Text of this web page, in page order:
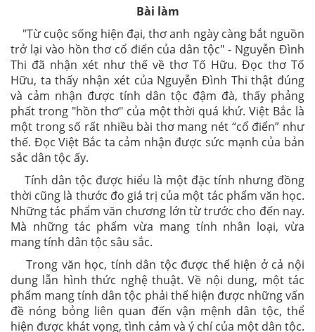
Bài làm
"Từ cuộc sống hiện đại, thơ anh ngày càng bắt nguồn
trở lại vào hồn thơ cổ điển của dân tộc" - Nguyễn Đình
Thi đã nhận xét như thế về thơ Tố Hữu. Đọc thơ Tố
Hữu, ta thấy nhận xét của Nguyễn Đình Thi thật đúng
và cảm nhận được tính dân tộc đậm đà, thấy phảng
phất trong "hồn thơ" của một thời quá khứ. Việt Bắc là
một trong số rất nhiều bài thơ mang nét “cổ điển” như
thế. Đọc Việt Bắc ta cảm nhận được sức mạnh của bản
sắc dân tộc ấy.
Tính dân tộc được hiểu là một đặc tính nhưng đồng
thời cũng là thước đo giá trị của một tác phẩm văn học.
Những tác phẩm văn chương lớn từ trước cho đến nay.
Mà những tác phẩm vừa mang tính nhân loại, vừa
mang tính dân tộc sâu sắc.
Trong văn học, tính dân tộc được thể hiện ở cả nội
dung lẫn hình thức nghệ thuật. Về nội dung, một tác
phẩm mang tính dân tộc phải thể hiện được những vấn
đề nóng bỏng liên quan đến vận mệnh dân tộc, thể
hiện được khát vọng, tình cảm và ý chí của một dân tộc.